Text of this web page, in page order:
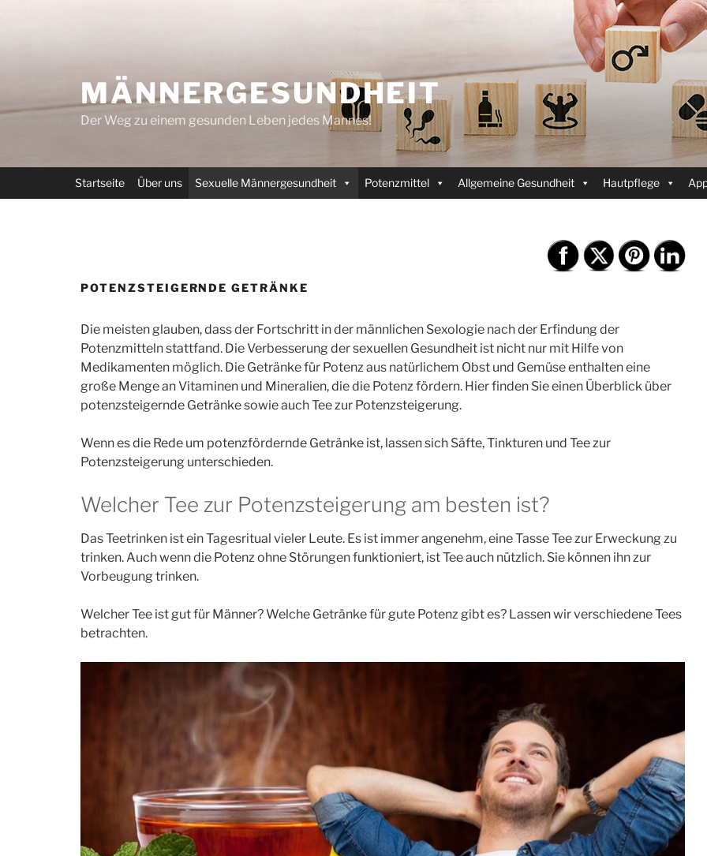
MÄNNERGESUNDHEIT
Der Weg zu einem gesunden Leben jedes Mannes!
Startseite Über uns Sexuelle Männergesundheit Potenzmittel Allgemeine Gesundheit Hautpflege
POTENZSTEIGERNDE GETRÄNKE
Die meisten glauben, dass der Fortschritt in der männlichen Sexologie nach der Erfindung der
Potenzmitteln stattfand. Die Verbesserung der sexuellen Gesundheit ist nicht nur mit Hilfe von
Medikamenten möglich. Die Getränke für Potenz aus natürlichem Obst und Gemüse enthalten eine
große Menge an Vitaminen und Mineralien, die die Potenz fördern. Hier finden Sie einen Überblick über
potenzsteigernde Getränke sowie auch Tee zur Potenzsteigerung.
Wenn es die Rede um potenzfördernde Getränke ist, lassen sich Säfte, Tinkturen und Tee zur
Potenzsteigerung unterschieden.
Welcher Tee zur Potenzsteigerung am besten ist?
Das Teetrinken ist ein Tagesritual vieler Leute. Es ist immer angenehm, eine Tasse Tee zur Erweckung zu
trinken. Auch wenn die Potenz ohne Störungen funktioniert, ist Tee auch nützlich. Sie können ihn zur
Vorbeugung trinken.
Welcher Tee ist gut für Männer? Welche Getränke für gute Potenz gibt es? Lassen wir verschiedene Tees
betrachten.